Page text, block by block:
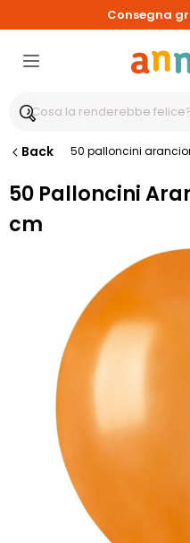
Consegna
Back 50 palloncini
50 Palloncini
cm